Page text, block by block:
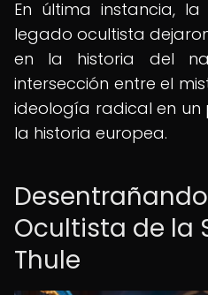
En última instancia,
legado ocultista
en la historia del
intersección entre el
ideología radical en
la historia europea.
Ocultista de la
Thule